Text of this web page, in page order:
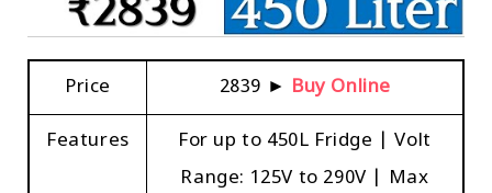
Price ₹2839 ► Buy Online
Features
For up to 450L Fridge | Volt
Range: 125V to 290V | Max